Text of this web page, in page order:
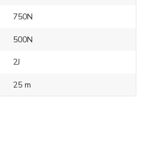
750N
500N
2J
25 m